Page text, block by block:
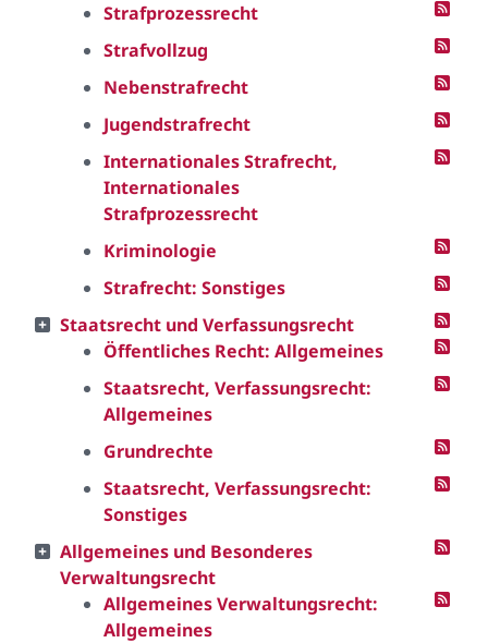
Strafprozessrecht
Strafvollzug
Nebenstrafrecht
Jugendstrafrecht
Internationales Strafrecht,
Internationales
Strafprozessrecht
Kriminologie
Strafrecht: Sonstiges
Staatsrecht und Verfassungsrecht
Öffentliches Recht: Allgemeines
Staatsrecht, Verfassungsrecht:
Allgemeines
Grundrechte
Staatsrecht, Verfassungsrecht:
Sonstiges
Allgemeines und Besonderes
Verwaltungsrecht
Allgemeines Verwaltungsrecht:
Allgemeines